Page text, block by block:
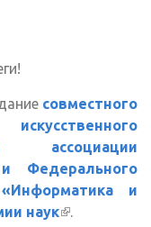
совместного
ассоциации
и Федерального
и
наук(внешняя
.